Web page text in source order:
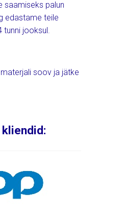
saamiseks palun
edastame teile
tunni jooksul.
soov ja jätke